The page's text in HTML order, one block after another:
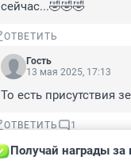
сейчас...🤣🤣🤣
ОТВЕТИТЬ
Гость
13 мая 2025, 17:13
То есть присутствия
ОТВЕТИТЬ 1
Гость
Получай награды за